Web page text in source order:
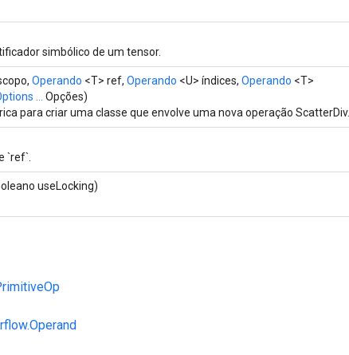
simbólico de um tensor.
Operando <T> ref, Operando <U> índices, Operando <T>
...
Opções)
para criar uma classe que envolve uma nova operação ScatterDiv.
`ref`.
useLocking)